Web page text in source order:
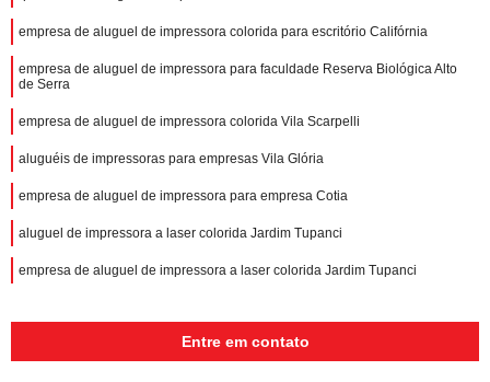
empresa de aluguel de impressora colorida para escritório Califórnia
empresa de aluguel de impressora para faculdade Reserva Biológica Alto
de Serra
empresa de aluguel de impressora colorida Vila Scarpelli
aluguéis de impressoras para empresas Vila Glória
empresa de aluguel de impressora para empresa Cotia
aluguel de impressora a laser colorida Jardim Tupanci
empresa de aluguel de impressora a laser colorida Jardim Tupanci
Entre em contato